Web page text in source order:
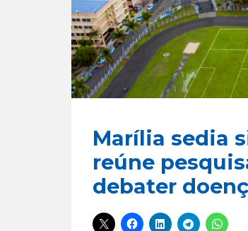
Marília sedia
reúne
debater